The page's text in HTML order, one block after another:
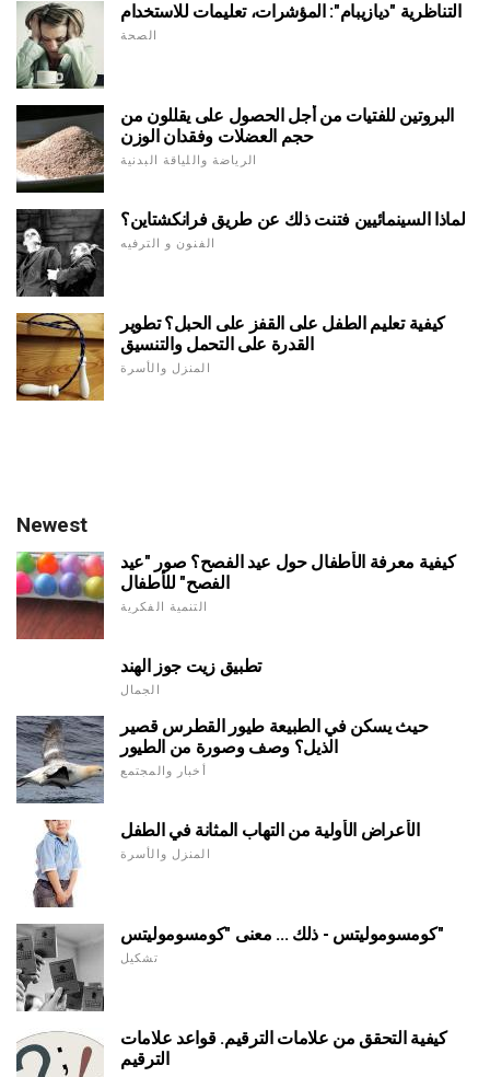
التناظرية "ديازيبام": المؤشرات، تعليمات للاستخدام
الصحة
البروتين للفتيات من أجل الحصول على يقللون من
حجم العضلات وفقدان الوزن
الرياضة واللياقة البدنية
لماذا السينمائيين فتنت ذلك عن طريق فرانكشتاين؟
الفنون و الترفيه
كيفية تعليم الطفل على القفز على الحبل؟ تطوير
القدرة على التحمل والتنسيق
المنزل والأسرة
Newest
كيفية معرفة الأطفال حول عيد الفصح؟ صور "عيد
الفصح" للأطفال
التنمية الفكرية
تطبيق زيت جوز الهند
الجمال
حيث يسكن في الطبيعة طيور القطرس قصير
الذيل؟ وصف وصورة من الطيور
أخبار والمجتمع
الأعراض الأولية من التهاب المثانة في الطفل
المنزل والأسرة
كومسوموليتس - ذلك ... معنى "كومسوموليتس"
تشكيل
كيفية التحقق من علامات الترقيم. قواعد علامات
الترقيم